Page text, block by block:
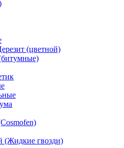
(цветной)
гвозди)